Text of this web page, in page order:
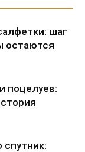
шаг
остаются
поцелуев:
спутник: